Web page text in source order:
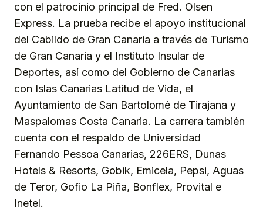
con el patrocinio principal de Fred. Olsen
Express. La prueba recibe el apoyo institucional
del Cabildo de Gran Canaria a través de Turismo
de Gran Canaria y el Instituto Insular de
Deportes, así como del Gobierno de Canarias
con Islas Canarias Latitud de Vida, el
Ayuntamiento de San Bartolomé de Tirajana y
Maspalomas Costa Canaria. La carrera también
cuenta con el respaldo de Universidad
Fernando Pessoa Canarias, 226ERS, Dunas
Hotels & Resorts, Gobik, Emicela, Pepsi, Aguas
de Teror, Gofio La Piña, Bonflex, Provital e
Inetel.